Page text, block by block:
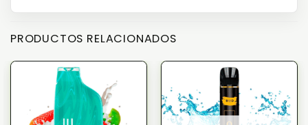
PRODUCTOS RELACIONADOS